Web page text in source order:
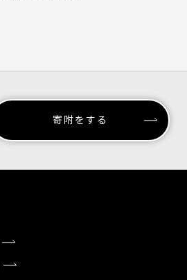
寄附をする